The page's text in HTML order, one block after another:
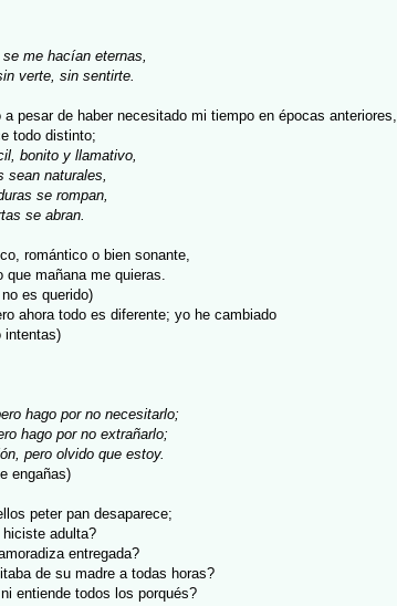
me hacían eternas,
verte, sin sentirte.
pesar de haber necesitado mi tiempo en épocas anteriores,
todo distinto;
bonito y llamativo,
sean naturales,
se rompan,
se abran.
romántico o bien sonante,
que mañana me quieras.
es querido)
ahora todo es diferente; yo he cambiado
intentas)
hago por no necesitarlo;
hago por no extrañarlo;
pero olvido que estoy.
engañas)
peter pan desaparece;
adulta?
entregada?
de su madre a todas horas?
entiende todos los porqués?